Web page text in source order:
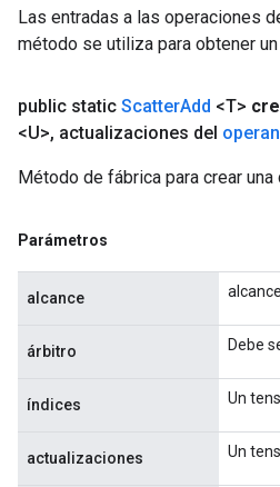
Las entradas a las operaciones
método se utiliza para obtener
public static ScatterAdd <T>
<U>, actualizaciones del
Método de fábrica para crear
Parámetros
alcance
árbitro Debe
índices Un
actualizaciones Un